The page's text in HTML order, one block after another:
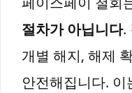
절차가 아닙니다.
개별 해지, 해제
안전해집니다.